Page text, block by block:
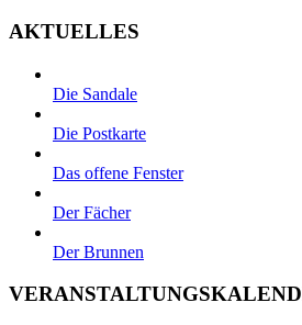
AKTUELLES
Die Sandale
Die Postkarte
Das offene Fenster
Der Fächer
Der Brunnen